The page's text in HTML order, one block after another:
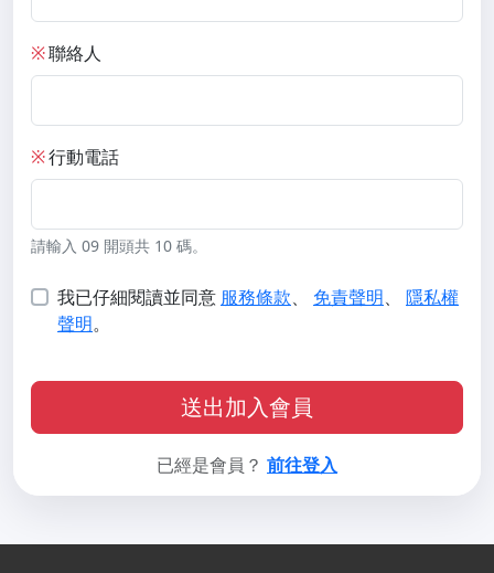
※聯絡人
※行動電話
請輸入 09 開頭共 10 碼。
我已仔細閱讀並同意 服務條款、 免責聲明、 隱私權
聲明。
送出加入會員
已經是會員？ 前往登入